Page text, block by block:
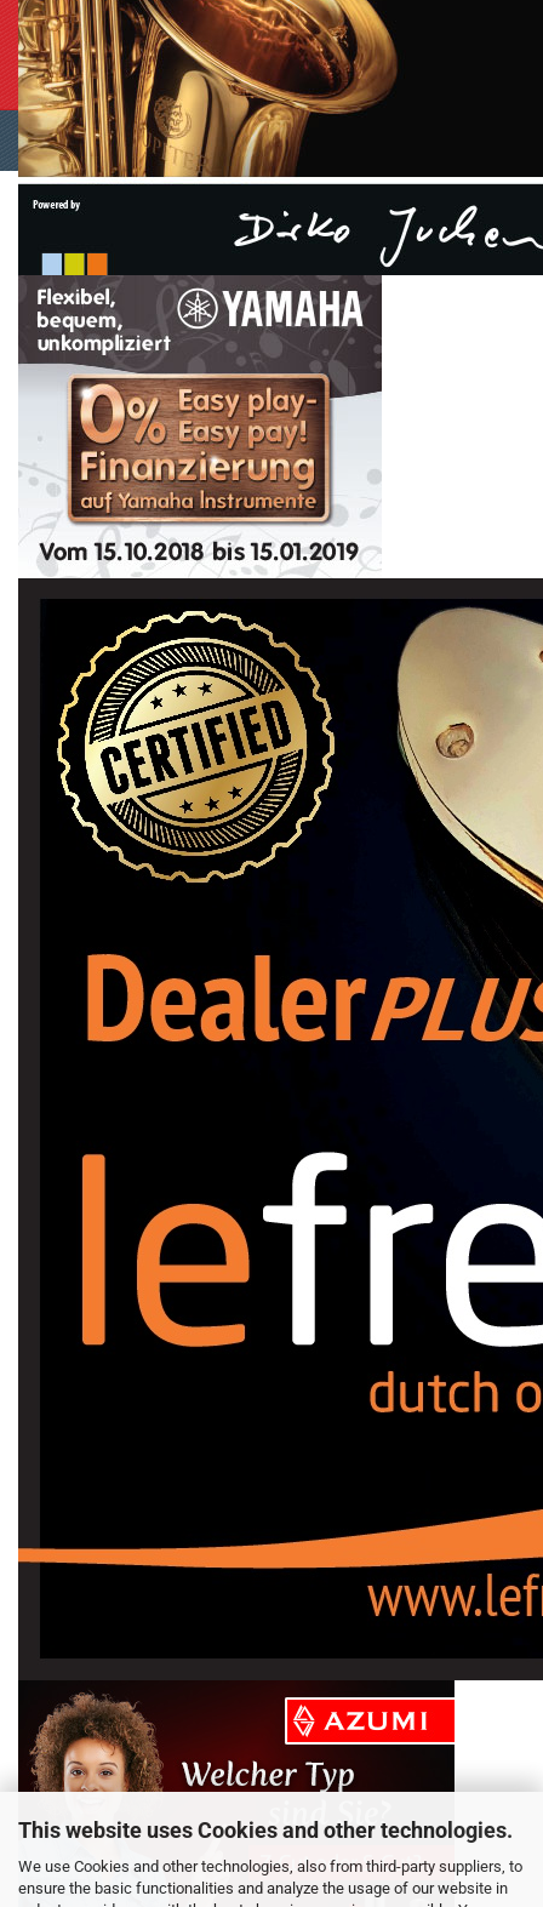
This website uses Cookies and other technologies.
We use Cookies and other technologies, also from third-party suppliers, to
ensure the basic functionalities and analyze the usage of our website in
Shopping Cart Softwareby Gambio.com © 2023